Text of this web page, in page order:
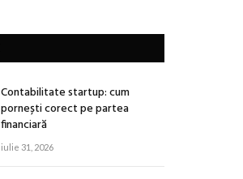
Contabilitate startup: cum
pornești corect pe partea
financiară
iulie 31, 2026